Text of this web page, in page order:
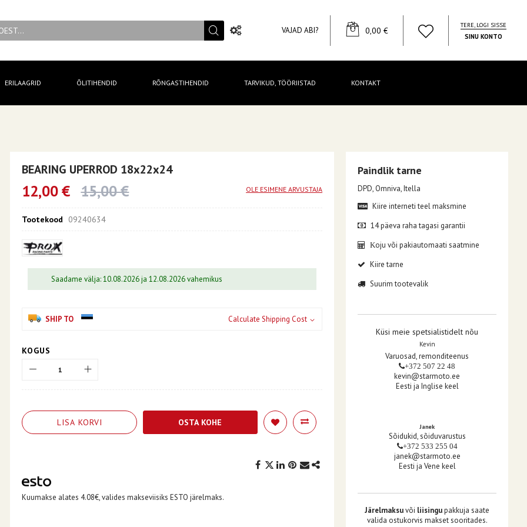
VAJAD ABI? YOUR CART
0,00 €
TERE, LOGI SISSE
SINU KONTO
ERILAAGRID ÕLITIHENDID RÕNGASTIHENDID TARVIKUD, TÖÖRIISTAD KONTAKT
BEARING UPERROD 18x22x24
12,00 € 15,00 € OLE ESIMENE ARVUSTAJA
Tootekood 09240634
Saadame välja: 10.08.2026 ja 12.08.2026 vahemikus
SHIP TO Calculate Shipping Cost
KOGUS
LISA KORVI OSTA KOHE
Kuumakse alates 4.08€, valides makseviisiks ESTO järelmaks.
Paindlik tarne
DPD, Omniva, Itella
Kiire interneti teel maksmine
14 päeva raha tagasi garantii
Koju või pakiautomaati saatmine
Kiire tarne
Suurim tootevalik
Küsi meie spetsialistidelt nõu
Kevin
Varuosad, remonditeenus
+372 507 22 48
kevin@starmoto.ee
Eesti ja Inglise keel
Janek
Sõidukid, sõiduvarustus
+372 533 255 04
janek@starmoto.ee
Eesti ja Vene keel
Järelmaksuvõi liisingupakkuja saate
valida ostukorvis makset sooritades.